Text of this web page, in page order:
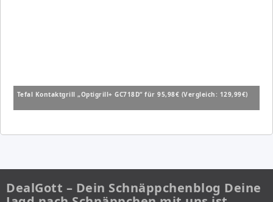
Tefal Kontaktgrill „Optigrill+ GC718D“ für 95,98€ (Vergleich: 129,99€)
DealGott – Dein Schnäppchenblog Deine